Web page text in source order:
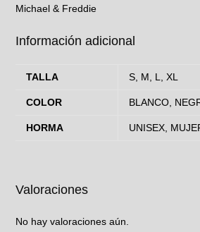
Michael & Freddie
Información adicional
TALLA S, M, L, XL
COLOR BLANCO,
HORMA UNISEX,
Valoraciones
No hay valoraciones aún.